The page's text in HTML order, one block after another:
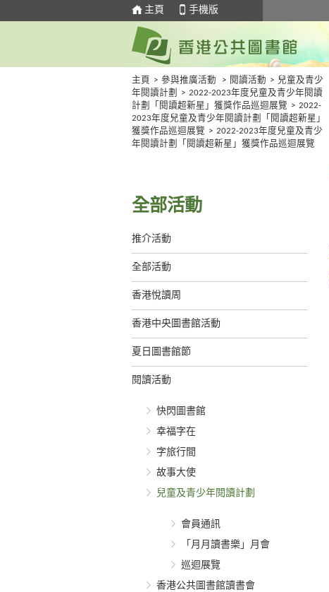
主頁 手機版
主頁 > 參與推廣活動 > 閱讀活動 > 兒童及青少
年閱讀計劃
> 2022-2023年度兒童及青少年閱讀
計劃「閱讀超新星」獲獎作品巡迴展覽 > 2022-
2023年度兒童及青少年閱讀計劃「閱讀超新星」
獲獎作品巡迴展覽 > 2022-2023年度兒童及青少
年閱讀計劃「閱讀超新星」獲獎作品巡迴展覽
全部活動
推介活動
全部活動
香港悅讀周
香港中央圖書館活動
夏日圖書館節
閱讀活動
快閃圖書館
幸福字在
字旅行間
故事大使
兒童及青少年閱讀計劃
會員通訊
「月月讀書樂」月會
巡迴展覽
香港公共圖書館讀書會